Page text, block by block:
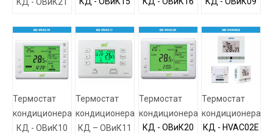
Термостат
кондиционера
КД - ОВиК10
Термостат
кондиционера
КД – ОВиК11
Термостат
кондиционера
КД - ОВиК20
Термостат
кондиционера
КД - HVAC02E